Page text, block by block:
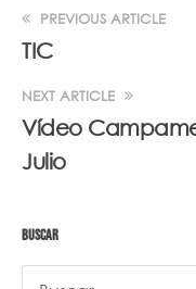
PREVIOUS ARTICLE
TIC
NEXT ARTICLE
Vídeo
Julio
BUSCAR